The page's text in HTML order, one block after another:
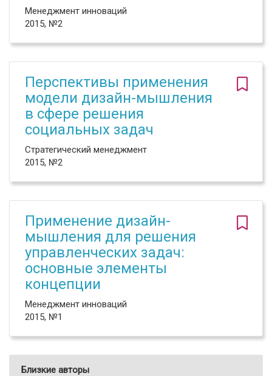
Менеджмент инноваций
2015, №2
Перспективы применения
модели дизайн-мышления
в сфере решения
социальных задач
Стратегический менеджмент
2015, №2
Применение дизайн-
мышления для решения
управленческих задач:
основные элементы
концепции
Менеджмент инноваций
2015, №1
Близкие авторы